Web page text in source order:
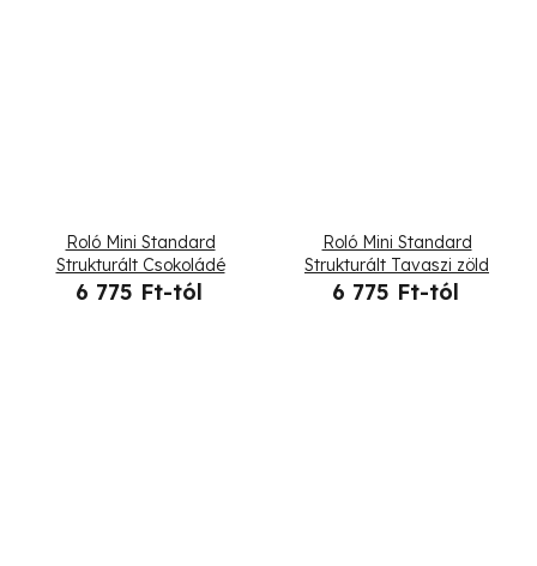
Roló Mini Standard
Strukturált Csokoládé
6 775 Ft-tól
Roló Mini Standard
Strukturált Tavaszi zöld
6 775 Ft-tól